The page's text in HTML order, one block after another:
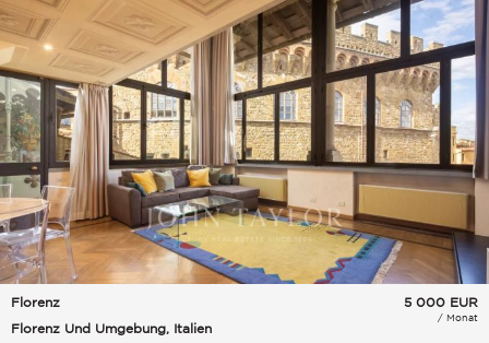
Florenz
Florenz Und Umgebung, Italien
5 000 EUR
/ Monat